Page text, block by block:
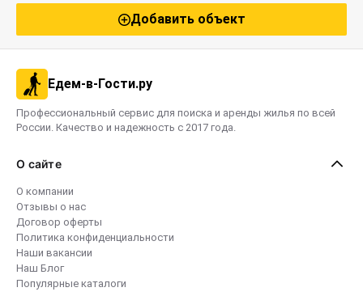
Добавить объект
Едем-в-Гости.ру
Профессиональный сервис для поиска и аренды жилья по всей
России. Качество и надежность с 2017 года.
О сайте
О компании
Отзывы о нас
Договор оферты
Политика конфиденциальности
Наши вакансии
Наш Блог
Популярные каталоги